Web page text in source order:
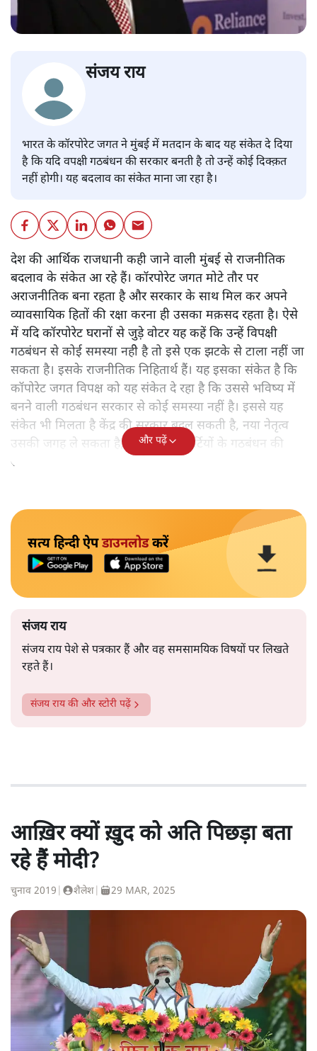
संजय राय
भारत के कॉरपोरेट जगत ने मुंबई में मतदान के बाद यह संकेत दे दिया
है कि यदि वपक्षी गठबंधन की सरकार बनती है तो उन्हें कोई दिक्क़त
नहीं होगी। यह बदलाव का संकेत माना जा रहा है।
देश की आर्थिक राजधानी कही जाने वाली मुंबई से राजनीतिक
बदलाव के संकेत आ रहे हैं। कॉरपोरेट जगत मोटे तौर पर
अराजनीतिक बना रहता है और सरकार के साथ मिल कर अपने
व्यावसायिक हितों की रक्षा करना ही उसका मक़सद रहता है। ऐसे
में यदि कॉरपोरेट घरानों से जुड़े वोटर यह कहें कि उन्हें विपक्षी
गठबंधन से कोई समस्या नहीे है तो इसे एक झटके से टाला नहीं जा
सकता है। इसके राजनीतिक निहितार्थ हैं। यह इसका संकेत है कि
कॉपोरेट जगत विपक्ष को यह संकेत दे रहा है कि उससे भविष्य में
बनने वाली गठबंधन सरकार से कोई समस्या नहीं है। इससे यह
संकेत भी मिलता है केंद्र की सरकार बदल सकती है, नया नेतृत्व
उसकी जगह ले सकता है, नई पार्टी या पार्टियों के गठबंधन की
सरकार उस जगह आ सकती है।
और पढ़ें
सत्य हिन्दी ऐपडाउनलोडकरें
संजय राय
संजय राय पेशे से पत्रकार हैं और वह समसामयिक विषयों पर लिखते
रहते हैं।
संजय रायकी और स्टोरी पढ़ें
आख़िर क्यों ख़ुद को अति पिछड़ा बता
रहे हैं मोदी?
चुनाव 2019 शैलेश 29 MAR, 2025